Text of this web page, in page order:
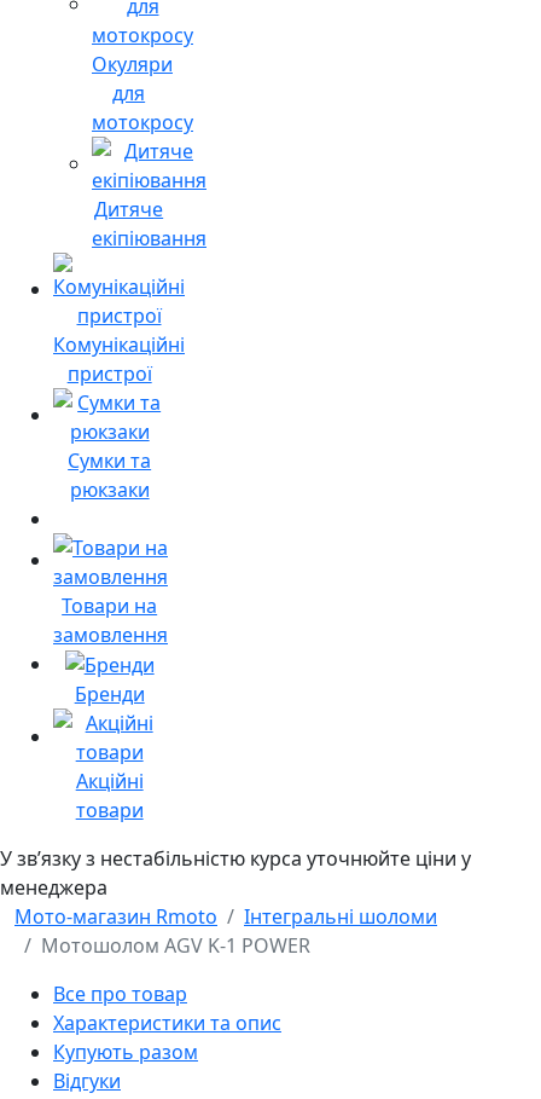
Окуляри
для
мотокросу
Дитяче
екіпіювання
Комунікаційні
пристрої
Сумки та
рюкзаки
Товари на
замовлення
Бренди
Акційні
товари
У звʼязку з нестабільністю курса уточнюйте ціни у
менеджера
Мото-магазин Rmoto
Інтегральні шоломи
Мотошолом AGV K-1 POWER
Все про товар
Характеристики та опис
Купують разом
Відгуки